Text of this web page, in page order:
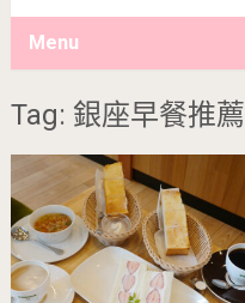
Menu
Tag: 銀座早餐推薦